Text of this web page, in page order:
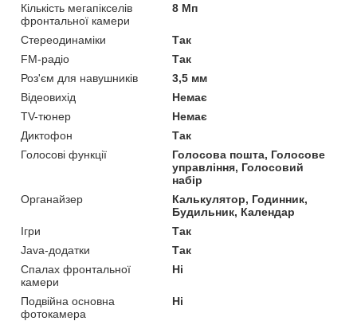
Кількість мегапікселів
фронтальної камери
8 Мп
Стереодинаміки
Так
FM-радіо
Так
Роз'єм для навушників
3,5 мм
Відеовихід
Немає
TV-тюнер
Немає
Диктофон
Так
Голосові функції
Голосова пошта, Голосове
управління, Голосовий
набір
Органайзер
Калькулятор, Годинник,
Будильник, Календар
Ігри
Так
Java-додатки
Так
Спалах фронтальної
камери
Ні
Подвійна основна
фотокамера
Ні